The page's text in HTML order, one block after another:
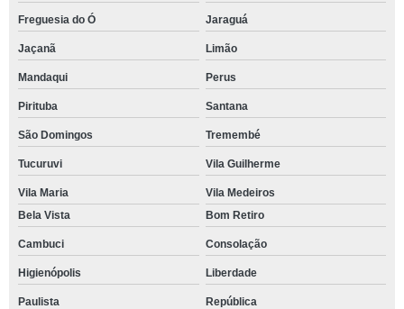
Freguesia do Ó Jaraguá
Jaçanã Limão
Mandaqui Perus
Pirituba Santana
São Domingos Tremembé
Tucuruvi Vila Guilherme
Vila Maria
Vila Medeiros
Bela Vista
Bom Retiro
Cambuci Consolação
Higienópolis Liberdade
Paulista República